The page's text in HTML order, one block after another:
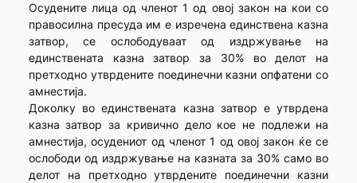
Осудените лица од членот 1 од овој закон на кои со
правосилна пресуда им е изречена единствена казна
затвор, се ослободуваат од издржување на
единствената казна затвор за 30% во делот на
претходно утврдените поединечни казни опфатени со
амнестија.
Доколку во единствената казна затвор е утврдена
казна затвор за кривично дело кое не подлежи на
амнестија, осудениот од членот 1 од овој закон ќе се
ослободи од издржување на казната за 30% само во
делот на претходно утврдените поединечни казни